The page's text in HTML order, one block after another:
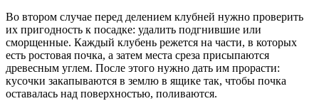
Во втором случае перед делением клубней нужно проверить
их пригодность к посадке: удалить подгнившие или
сморщенные. Каждый клубень режется на части, в которых
есть ростовая почка, а затем места среза присыпаются
древесным углем. После этого нужно дать им прорасти:
кусочки закапываются в землю в ящике так, чтобы почка
оставалась над поверхностью, поливаются.